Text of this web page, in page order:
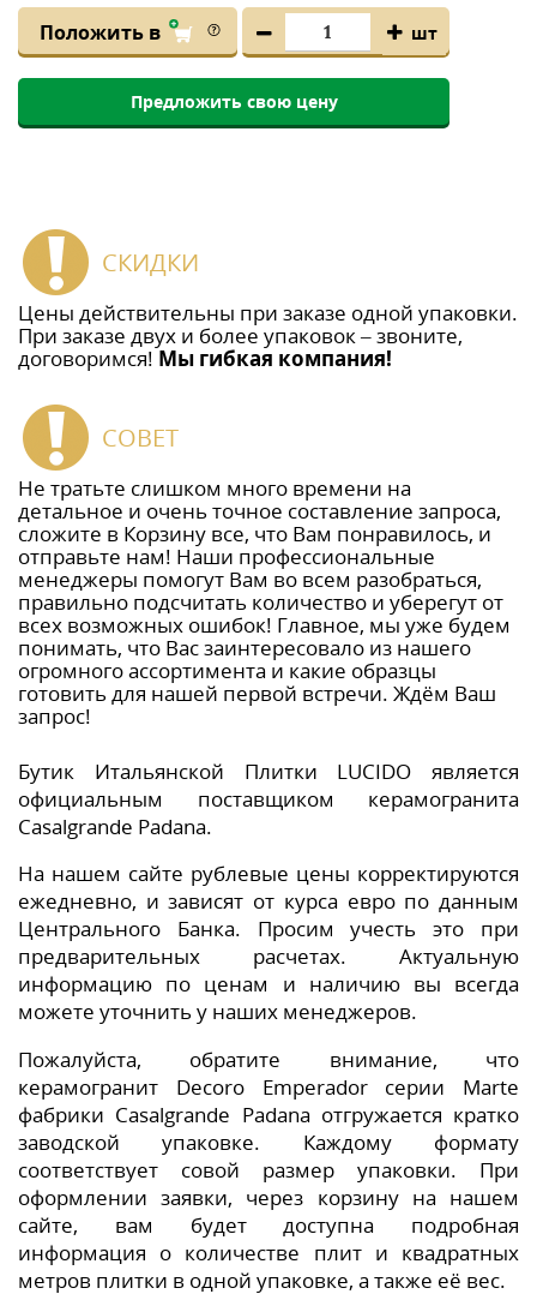
Положить в шт
Предложить свою цену
СКИДКИ
Цены действительны при заказе одной упаковки.
При заказе двух и более упаковок – звоните,
договоримся! Мы гибкая компания!
СОВЕТ
Не тратьте слишком много времени на
детальное и очень точное составление запроса,
сложите в Корзину все, что Вам понравилось, и
отправьте нам! Наши профессиональные
менеджеры помогут Вам во всем разобраться,
правильно подсчитать количество и уберегут от
всех возможных ошибок! Главное, мы уже будем
понимать, что Вас заинтересовало из нашего
огромного ассортимента и какие образцы
готовить для нашей первой встречи. Ждём Ваш
запрос!
Бутик Итальянской Плитки LUCIDO является
официальным поставщиком керамогранита
Casalgrande Padana.
На нашем сайте рублевые цены корректируются
ежедневно, и зависят от курса евро по данным
Центрального Банка. Просим учесть это при
предварительных расчетах. Актуальную
информацию по ценам и наличию вы всегда
можете уточнить у наших менеджеров.
Пожалуйста, обратите внимание, что
керамогранит Decoro Emperador серии Marte
фабрики Casalgrande Padana отгружается кратко
заводской упаковке. Каждому формату
соответствует совой размер упаковки. При
оформлении заявки, через корзину на нашем
сайте, вам будет доступна подробная
информация о количестве плит и квадратных
метров плитки в одной упаковке, а также её вес.